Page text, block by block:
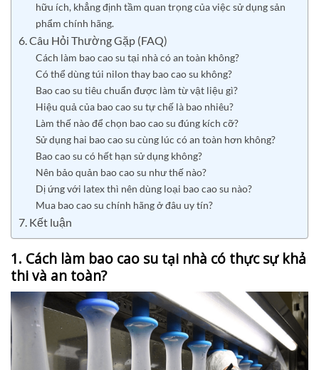
hữu ích, khẳng định tầm quan trọng của việc sử dụng sản
phẩm chính hãng.
6. Câu Hỏi Thường Gặp (FAQ)
Cách làm bao cao su tại nhà có an toàn không?
Có thể dùng túi nilon thay bao cao su không?
Bao cao su tiêu chuẩn được làm từ vật liệu gì?
Hiệu quả của bao cao su tự chế là bao nhiêu?
Làm thế nào để chọn bao cao su đúng kích cỡ?
Sử dụng hai bao cao su cùng lúc có an toàn hơn không?
Bao cao su có hết hạn sử dụng không?
Nên bảo quản bao cao su như thế nào?
Dị ứng với latex thì nên dùng loại bao cao su nào?
Mua bao cao su chính hãng ở đâu uy tín?
7. Kết luận
1. Cách làm bao cao su tại nhà có thực sự khả
thi và an toàn?